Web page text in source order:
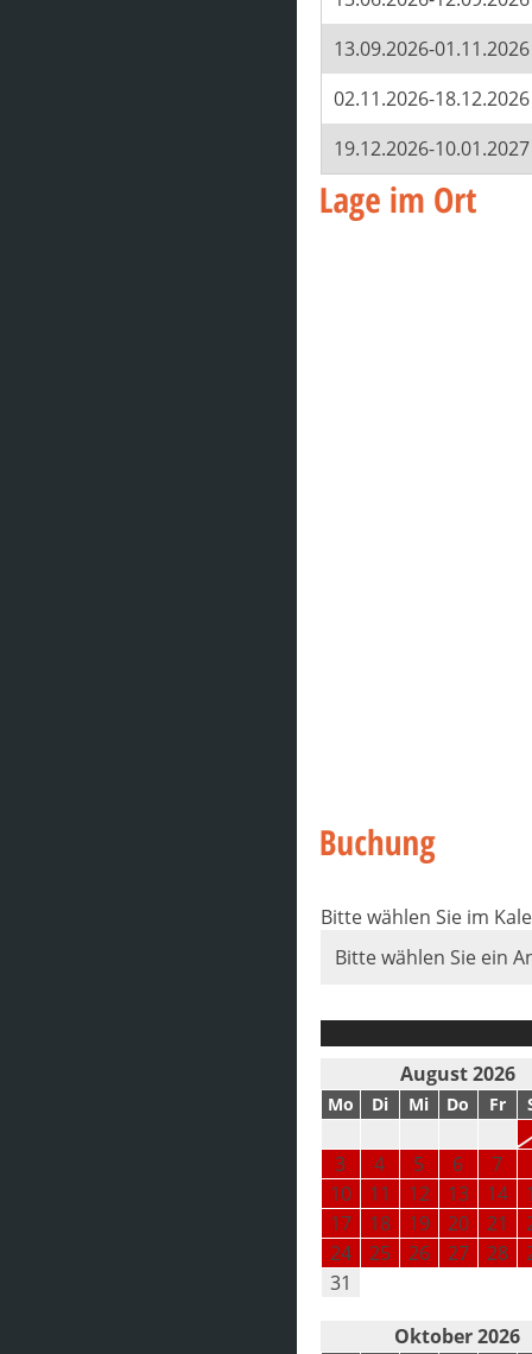
13.09.2026-01.11.2026
02.11.2026-18.12.2026
19.12.2026-10.01.2027
Bitte wählen Sie im
Bitte wählen Sie ein
August 2026
Mo Di Mi Do Fr
3
4 5 6 7
10
11 12 13 14
17
18 19 20 21
24
25 26 27 28
31
Oktober 2026